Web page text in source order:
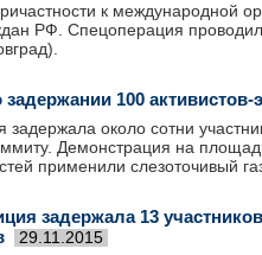
к международной
РФ. Спецоперация
100 активистов-
задержала около сотни
Демонстрация на
применили слезоточивый
задержала 13
29.11.2015